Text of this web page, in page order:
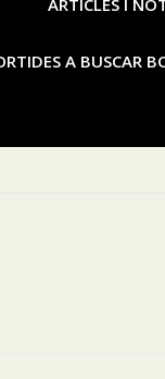
ARTICLES I
A BUSCAR
Gorro